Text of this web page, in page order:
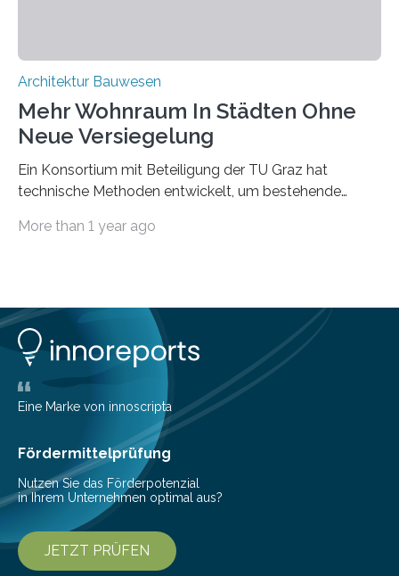
Architektur Bauwesen
Mehr Wohnraum In Städten Ohne
Neue Versiegelung
Ein Konsortium mit Beteiligung der TU Graz hat
technische Methoden entwickelt, um bestehende
Holzkonstruktionen auf nachhaltige Weise
schwer unter einen Hut bringen. Im Projekt “HOT –
Holz-on-Top” hat ein Konsortium rund um die holz.bau
forschungs GmbH, das Institut für Holzbau und
Holztechnologie, das Institut für
Architekturtechnologie, das Institut für Bauphysik,
Gebäudetechnik und Hochbau (alle TU Graz) sowie
rosenfelder & höfler…
More than 1 year ago
Eine Marke von innoscripta
Fördermittelprüfung
Nutzen Sie das Förderpotenzial
in Ihrem Unternehmen optimal aus?
JETZT PRÜFEN